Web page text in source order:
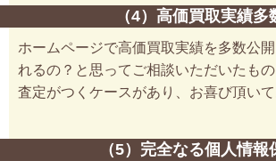
（4）高価買取実績多
ホームページで高価買取実績を多数公
れるの？と思ってご相談いただいたも
査定がつくケースがあり、お喜び頂いて
（5）完全なる個人情報